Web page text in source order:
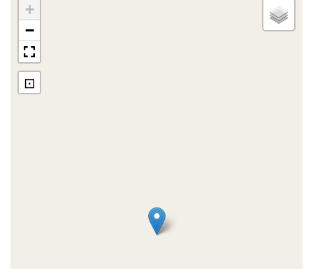
+
−
⊡